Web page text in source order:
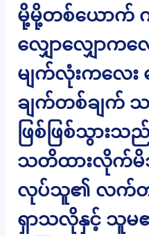
မို့မို့တစ်ယောက်
လျှောလျှောကလ
မျက်လုံးကလေး
ချက်တစ်ချ
ဖြစ်ဖြစ်သွား
သတိထားလိုက်မိ
လုပ်သူ၏ လက်
ရှာသလိုနှင့် သူမ